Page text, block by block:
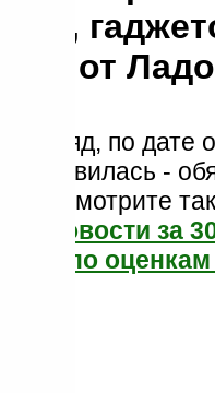
от
подряд, по дате
-
Посмотрите
новости за
по оценкам